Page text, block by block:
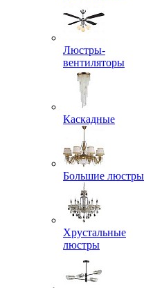
Люстры-
вентиляторы
Каскадные
Большие люстры
Хрустальные
люстры